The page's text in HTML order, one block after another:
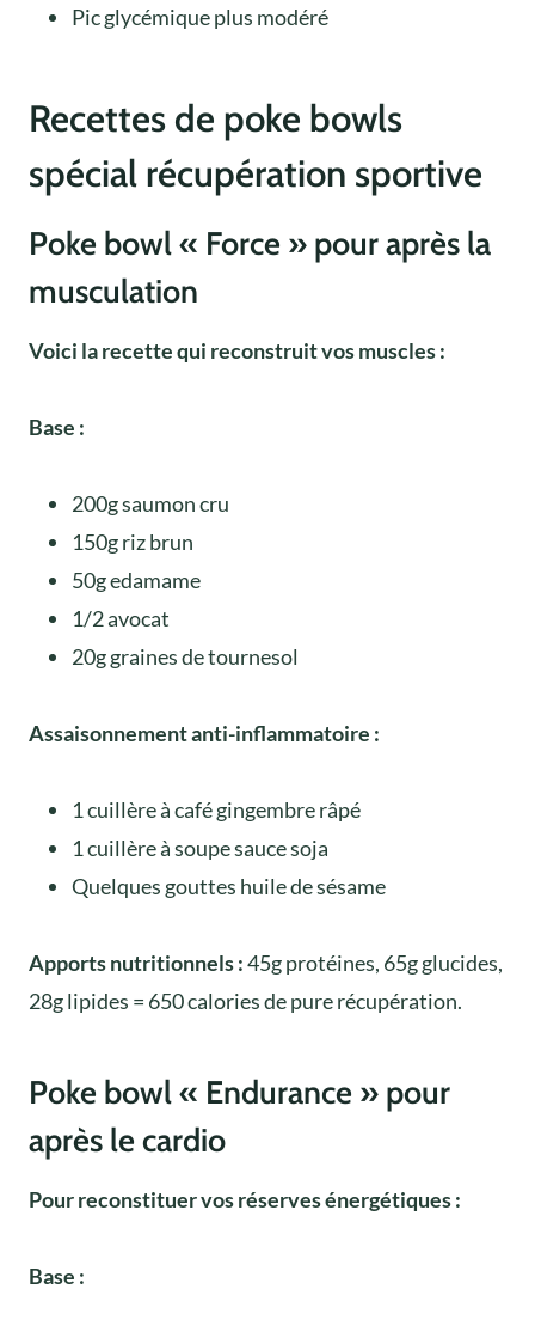
Pic glycémique plus modéré
Recettes de poke bowls
spécial récupération sportive
Poke bowl « Force » pour après la
musculation
Voici la recette qui reconstruit vos muscles :
Base :
200g saumon cru
150g riz brun
50g edamame
1/2 avocat
20g graines de tournesol
Assaisonnement anti-inflammatoire :
1 cuillère à café gingembre râpé
1 cuillère à soupe sauce soja
Quelques gouttes huile de sésame
Apports nutritionnels :45g protéines, 65g glucides,
28g lipides = 650 calories de pure récupération.
Poke bowl « Endurance » pour
après le cardio
Pour reconstituer vos réserves énergétiques :
Base :